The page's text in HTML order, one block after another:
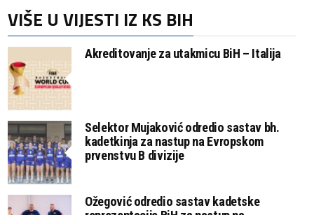
VIŠE U VIJESTI IZ KS BIH
Akreditovanje za utakmicu BiH – Italija
Selektor Mujaković odredio sastav bh.
kadetkinja za nastup na Evropskom
prvenstvu B divizije
Ožegović odredio sastav kadetske